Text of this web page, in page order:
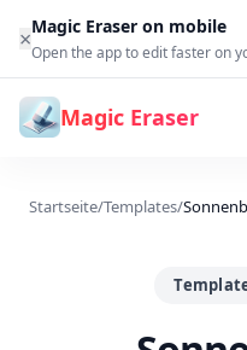
Zum Inhalt springen
×Magic Eraser on mobile
Open the app to edit faster on
Magic Eraser
Startseite/Templates/